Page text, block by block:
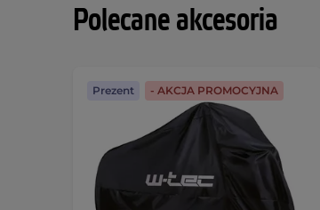
Polecane akcesoria
Prezent - AKCJA PROMOCYJNA